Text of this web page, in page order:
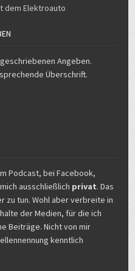
dem Elektroauto
Angeben.
Überschrift.
Podcast, bei Facebook,
ausschließlich privat. Das
zu tun. Wohl aber verbreite in
der Medien, für die ich
Beiträge. Nicht von mir
kenntlich